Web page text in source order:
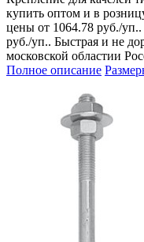
купить оптом и в
цены от 1064.78 руб./
руб./уп.. Быстрая и не
московской областии
Полное описание